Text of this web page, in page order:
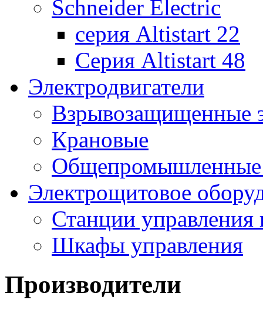
Schneider Electric
серия Altistart 22
Серия Altistart 48
Электродвигатели
Взрывозащищенные
Крановые
Общепромышленные
Электрощитовое
Станции управления
Шкафы управления
Производители